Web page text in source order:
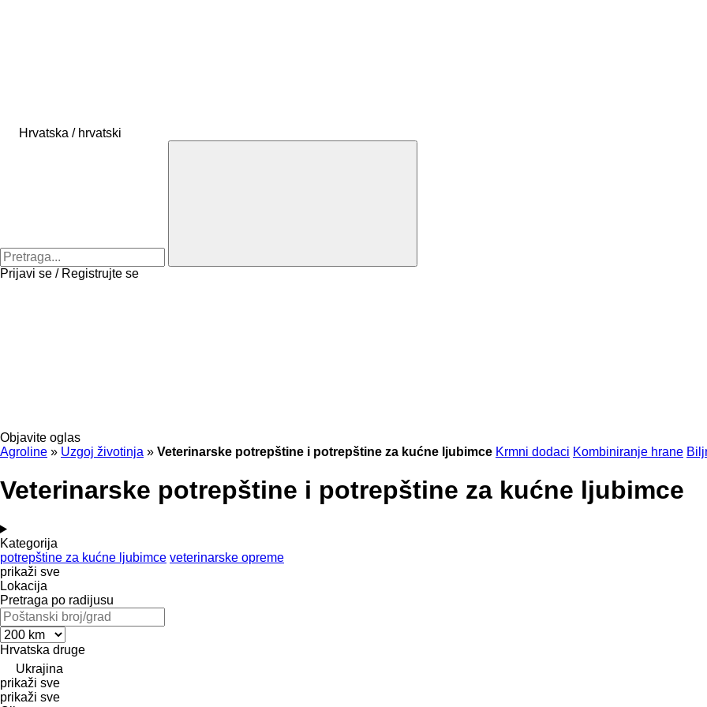
Hrvatska / hrvatski
Prijavi se / Registrujte se
Objavite oglas
Agroline » Uzgoj životinja » Veterinarske potrepštine i potrepštine za kućne ljubimce Krmni dodaci Kombiniranje hrane
Veterinarske potrepštine i potrepštine za kućne ljubimce
Kategorija
potrepštine za kućne ljubimce veterinarske opreme
prikaži sve
Lokacija
Pretraga po radijusu
Hrvatska druge
Ukrajina
prikaži sve
prikaži sve